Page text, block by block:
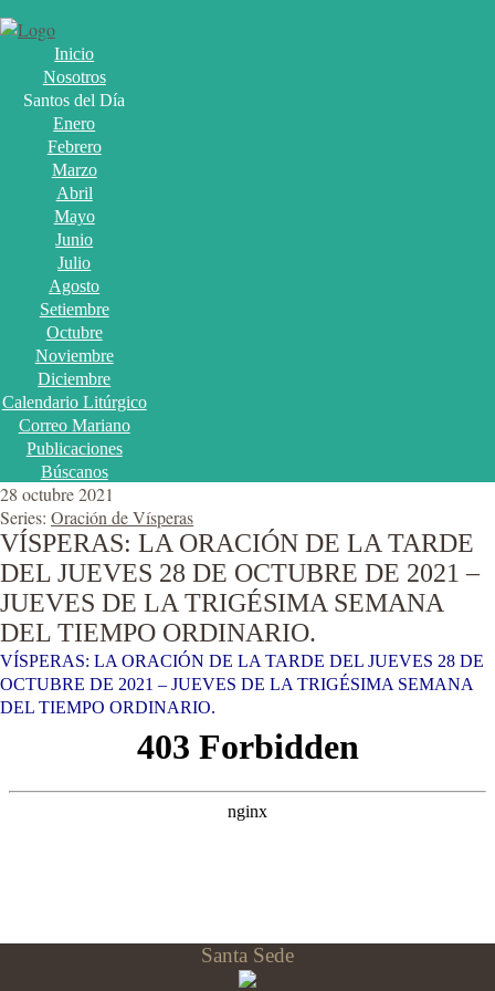
Inicio
Nosotros
Santos del Día
Enero
Febrero
Marzo
Abril
Mayo
Junio
Julio
Agosto
Setiembre
Octubre
Noviembre
Diciembre
Calendario Litúrgico
Correo Mariano
Publicaciones
Búscanos
28 octubre 2021
Series: Oración de Vísperas
VÍSPERAS: LA ORACIÓN DE LA TARDE
DEL JUEVES 28 DE OCTUBRE DE 2021 –
JUEVES DE LA TRIGÉSIMA SEMANA
DEL TIEMPO ORDINARIO.
VÍSPERAS: LA ORACIÓN DE LA TARDE DEL JUEVES 28 DE
OCTUBRE DE 2021 – JUEVES DE LA TRIGÉSIMA SEMANA
DEL TIEMPO ORDINARIO.
Santa Sede